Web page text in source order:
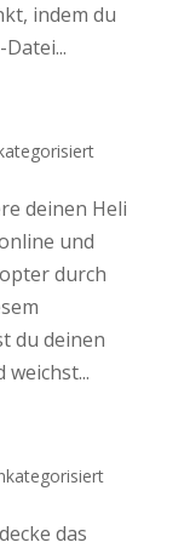
indem du
deinen Heli
und
durch
du deinen
das